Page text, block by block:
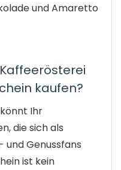
und Amaretto
kaufen?
Ihr
die sich als
und Genussfans
ist kein